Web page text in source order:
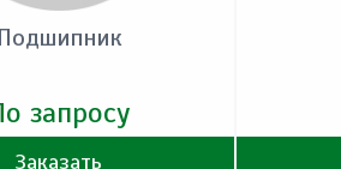
Подшипник
запросу
Заказать